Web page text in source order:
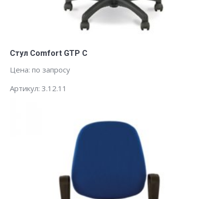
Стул Comfort GTP C
Цена: по запросу
Артикул: 3.12.11